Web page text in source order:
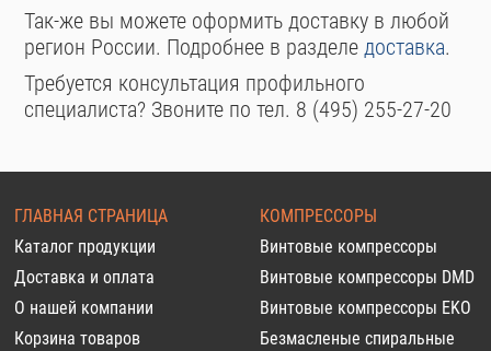
Так-же вы можете оформить доставку в любой
регион России. Подробнее в разделедоставка.
Требуется консультация профильного
специалиста? Звоните по тел. 8 (495) 255-27-20
ГЛАВНАЯ СТРАНИЦА
Каталог продукции
Доставка и оплата
О нашей компании
Корзина товаров
КОМПРЕССОРЫ
Винтовые компрессоры
Винтовые компрессоры DMD
Винтовые компрессоры EKO
Безмасленые спиральные